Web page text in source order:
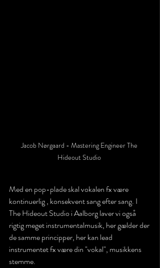
Jacob Nørgaard - Mastering Engineer The
Hideout Studio
Med en pop-plade skal vokalen fx være
kontinuerlig , konsekvent sang efter sang. I
The Hideout Studio i Aalborg laver vi også
rigtig meget instrumentalmusik, her gælder der
de samme principper, her kan lead
instrumentet fx være din "vokal", musikkens
stemme.